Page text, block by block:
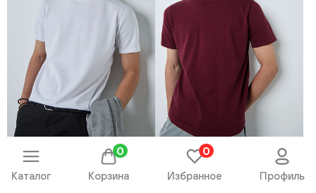
Джемпер короткий рукав
AW26CR2-29-23262-342368
Джемпер короткий рукав
AW26CR2-29-23262-342373
Каталог Корзина
0
Избранное
0
Профиль